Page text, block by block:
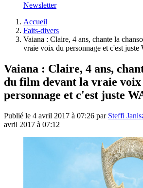
Newsletter
Accueil
Faits-divers
Vaiana : Claire, 4 ans, chante la
vraie voix du personnage et c'est
Vaiana : Claire, 4 ans,
du film devant la vraie voix
personnage et c'est juste
Publié le 4 avril 2017 à 07:26 par Steffi
avril 2017 à 07:12